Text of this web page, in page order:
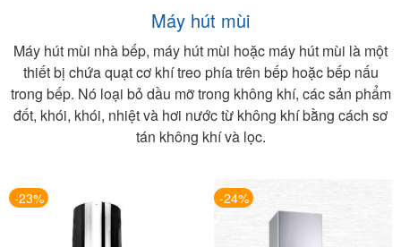
Máy hút mùi
Máy hút mùi nhà bếp, máy hút mùi hoặc máy hút mùi là một
thiết bị chứa quạt cơ khí treo phía trên bếp hoặc bếp nấu
trong bếp. Nó loại bỏ dầu mỡ trong không khí, các sản phẩm
đốt, khói, khói, nhiệt và hơi nước từ không khí bằng cách sơ
tán không khí và lọc.
-23% -24%